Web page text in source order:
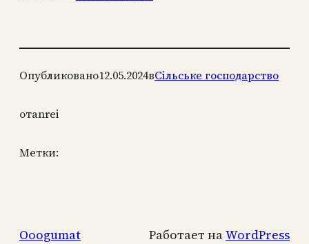
Опубликовано12.05.2024вСільське господарство
отanrei
Метки:
Ooogumat Работает наWordPress